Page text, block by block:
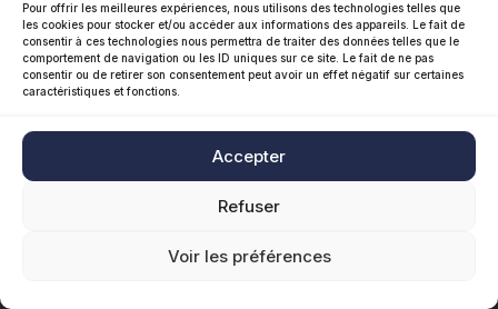
Pour offrir les meilleures expériences, nous utilisons des technologies telles que
les cookies pour stocker et/ou accéder aux informations des appareils. Le fait de
consentir à ces technologies nous permettra de traiter des données telles que le
comportement de navigation ou les ID uniques sur ce site. Le fait de ne pas
consentir ou de retirer son consentement peut avoir un effet négatif sur certaines
caractéristiques et fonctions.
Accepter
Refuser
Voir les préférences